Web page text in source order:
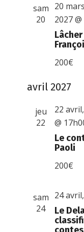
sam
20
20
2027
200€
avril 2027
jeu
22
Le
Paoli
22
@
200€
sam
24
Le
24